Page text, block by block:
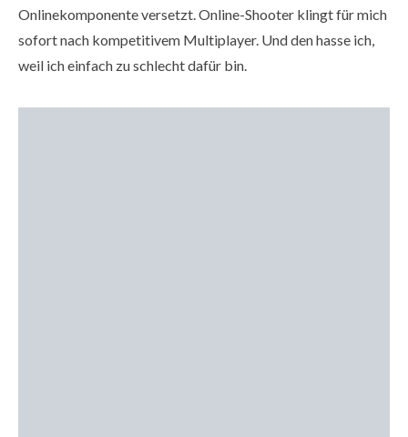
Onlinekomponente versetzt. Online-Shooter klingt für mich
sofort nach kompetitivem Multiplayer. Und den hasse ich,
weil ich einfach zu schlecht dafür bin.